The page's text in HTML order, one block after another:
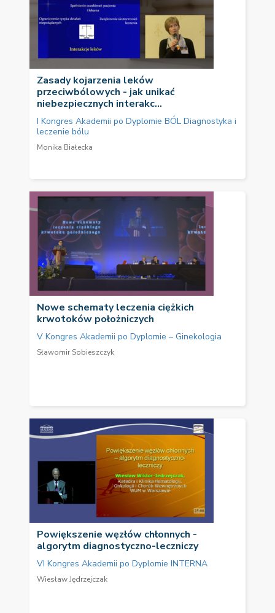
Zasady kojarzenia leków
przeciwbólowych - jak unikać
niebezpiecznych interakc...
I Kongres Akademii po Dyplomie BÓL Diagnostyka i
leczenie bólu
Monika Białecka
Nowe schematy leczenia ciężkich
krwotoków położniczych
V Kongres Akademii po Dyplomie – Ginekologia
Sławomir Sobieszczyk
Powiększenie węzłów chłonnych -
algorytm diagnostyczno-leczniczy
VI Kongres Akademii po Dyplomie INTERNA
Wiesław Jędrzejczak